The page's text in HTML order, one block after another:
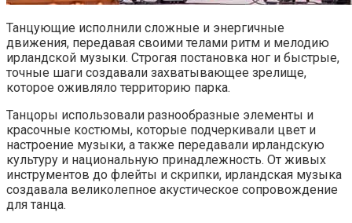
Танцующие исполнили сложные и энергичные
движения, передавая своими телами ритм и мелодию
ирландской музыки. Строгая постановка ног и быстрые,
точные шаги создавали захватывающее зрелище,
которое оживляло территорию парка.
Танцоры использовали разнообразные элементы и
красочные костюмы, которые подчеркивали цвет и
настроение музыки, а также передавали ирландскую
культуру и национальную принадлежность. От живых
инструментов до флейты и скрипки, ирландская музыка
создавала великолепное акустическое сопровождение
для танца.